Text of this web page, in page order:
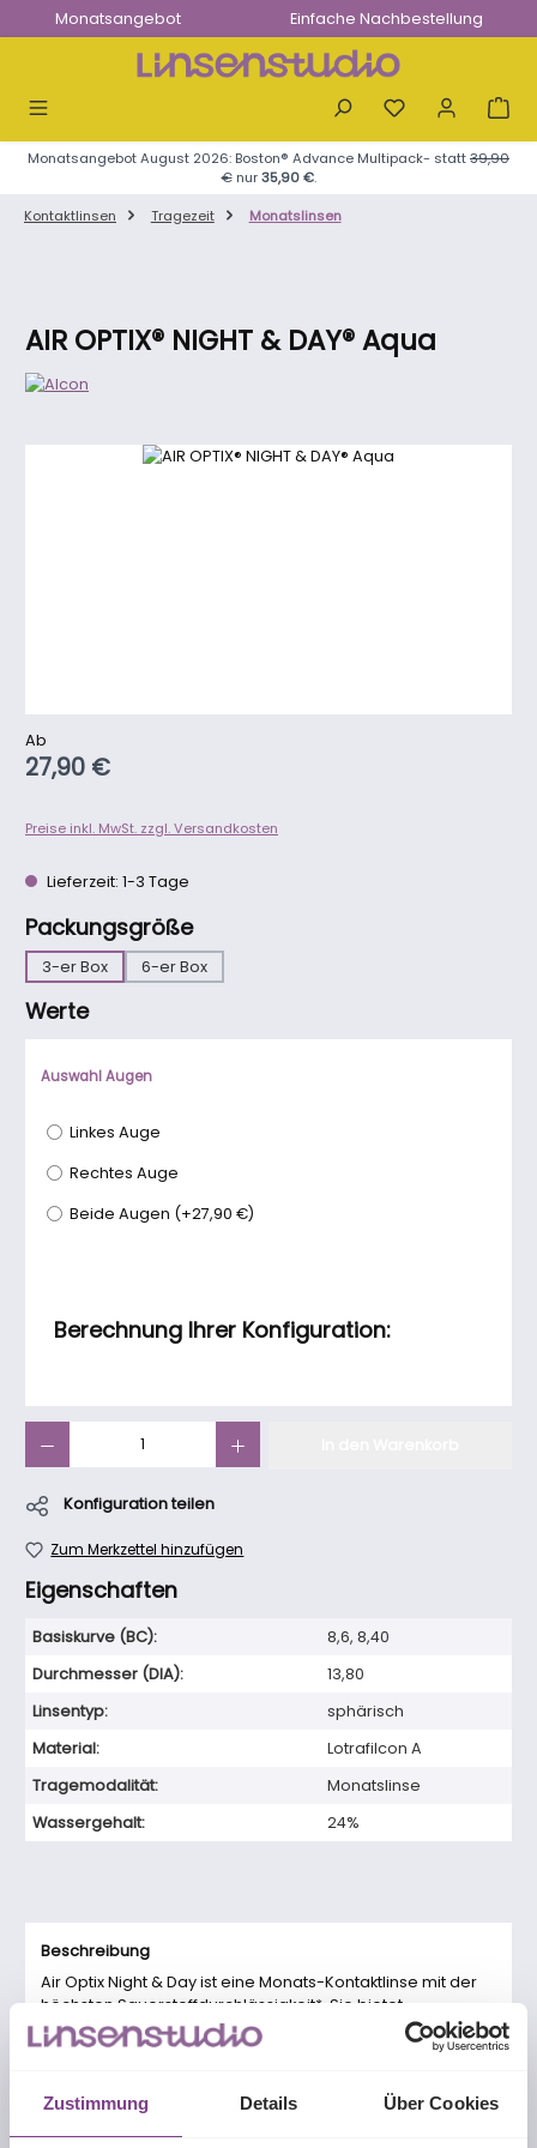
Zustimmung Details Über Cookies
Zum Hauptinhalt springen
Monatsangebot Einfache Nachbestellung
Monatsangebot August 2026: Boston® Advance Multipack- statt39,90
€nur35,90 €.
Kontaktlinsen
Tragezeit Monatslinsen
AIR OPTIX® NIGHT & DAY® Aqua
Bildergalerie überspringen
Ab
27,90 €
Preise inkl. MwSt. zzgl. Versandkosten
Lieferzeit: 1-3 Tage
Packungsgrößeauswählen
3-er Box 6-er Box
Werte
Auswahl Augen
Linkes Auge
Rechtes Auge
Beide Augen (+27,90 €)
Berechnung Ihrer Konfiguration:
Konfiguration teilen
Zum Merkzettel hinzufügen
Eigenschaften
Basiskurve (BC): 8,6, 8,40
Durchmesser (DIA):
13,80
Linsentyp:
sphärisch
Material:
Lotrafilcon A
Tragemodalität:
Monatslinse
Wassergehalt:
24%
Beschreibung
Air Optix Night & Day ist eine Monats-Kontaktlinse mit der
höchsten Sauerstoffdurchlässigkeit*. Sie bietet
ausgezeichnet…Mehr
Produktgalerie überspringen
Passende Produkte